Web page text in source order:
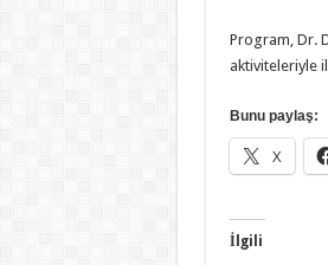
Program, Dr.
aktiviteleriyle
Bunu paylaş:
X
İlgili